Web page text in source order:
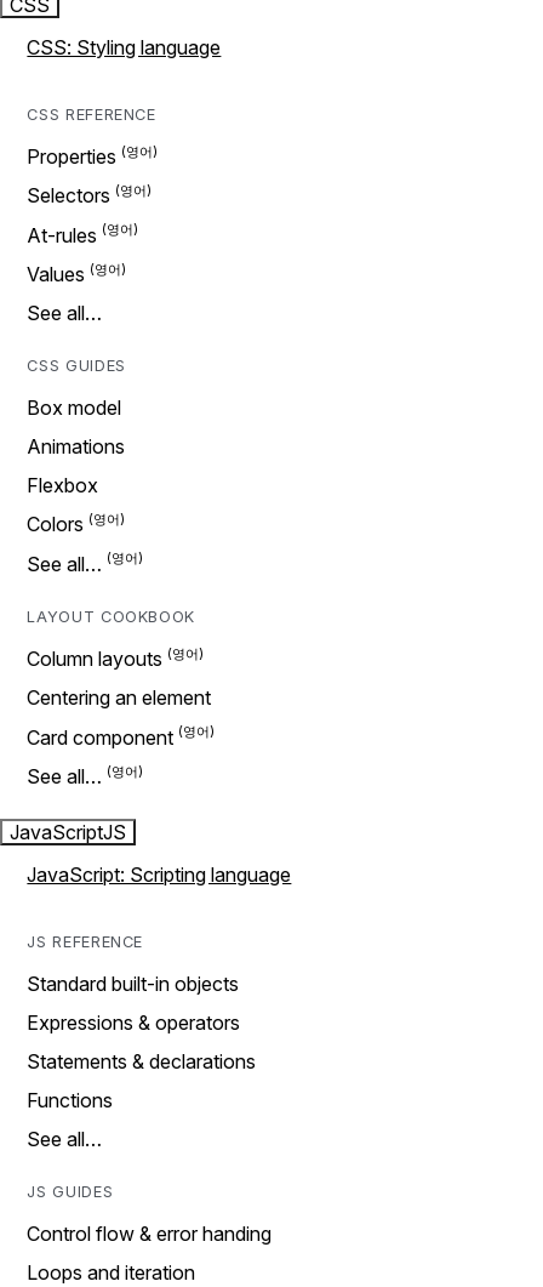
CSS: Styling language
CSS REFERENCE
Properties
Selectors
At-rules
Values
See all…
CSS GUIDES
Box model
Animations
Flexbox
Colors
See all…
LAYOUT COOKBOOK
Column layouts
Centering an element
Card component
See all…
JavaScriptJS
JavaScript: Scripting language
JS REFERENCE
Standard built-in objects
Expressions & operators
Statements & declarations
Functions
See all…
JS GUIDES
Control flow & error handing
Loops and iteration